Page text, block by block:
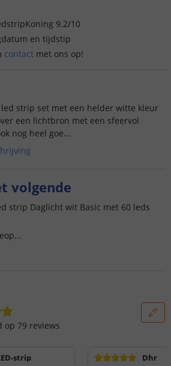
9.2/10
en tijdstip
contact met ons op!
strip set met een helder witte kleur
een lichtbron met een sfeervol
nog heel goe...
volgende
strip Daglicht wit Basic met 60 leds
op 79 reviews
strip
Dhr